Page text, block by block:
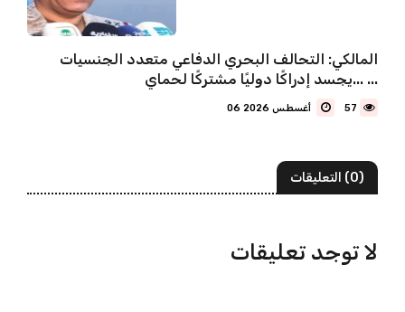
المالكي: التحالف البحري الدفاعي متعدد الجنسيات
يجسد إدراكًا دوليًا مشتركًا لحماي... ...
57
(0) التعليقات
لا توجد تعليقات